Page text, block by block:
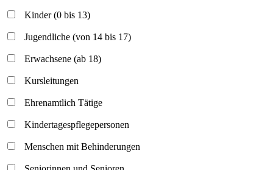
Kinder (0 bis 13)
Jugendliche (von 14 bis 17)
Erwachsene (ab 18)
Kursleitungen
Ehrenamtlich Tätige
Kindertagespflegepersonen
Menschen mit Behinderungen